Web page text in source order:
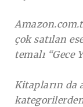
çok satılan
temalı “Gece
Kitapların da